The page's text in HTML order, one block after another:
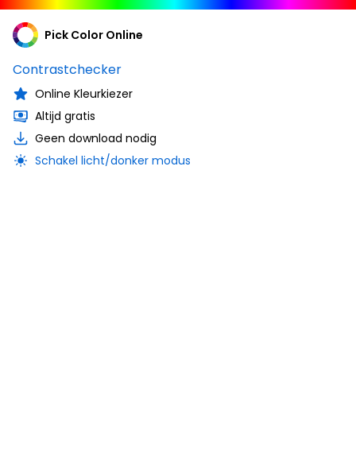
Pick Color Online
Contrastchecker
Online Kleurkiezer
Altijd gratis
Geen download nodig
Schakel licht/donker modus